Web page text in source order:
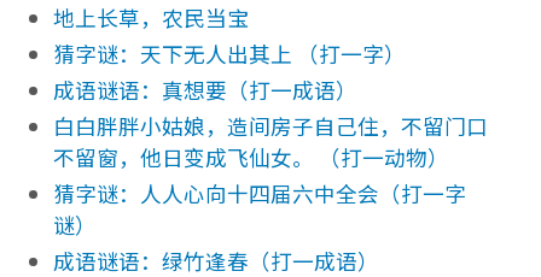
地上长草，农民当宝
猜字谜：天下无人出其上 （打一字）
成语谜语：真想要（打一成语）
白白胖胖小姑娘，造间房子自己住，不留门口
不留窗，他日变成飞仙女。 （打一动物）
猜字谜：人人心向十四届六中全会（打一字
谜）
成语谜语：绿竹逢春（打一成语）